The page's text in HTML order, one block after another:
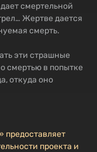
смертельной
Жертве дается
смерть.
эти страшные
смертью в попытке
откуда оно
предоставляет
проекта и